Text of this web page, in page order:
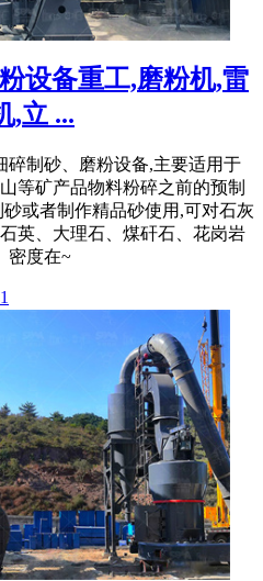
设备重工,磨粉机,雷
,立 ...
碎制砂、磨粉设备,主要适用于
等矿产品物料粉碎之前的预制
或者制作精品砂使用,可对石灰
英、大理石、煤矸石、花岗岩
密度在~